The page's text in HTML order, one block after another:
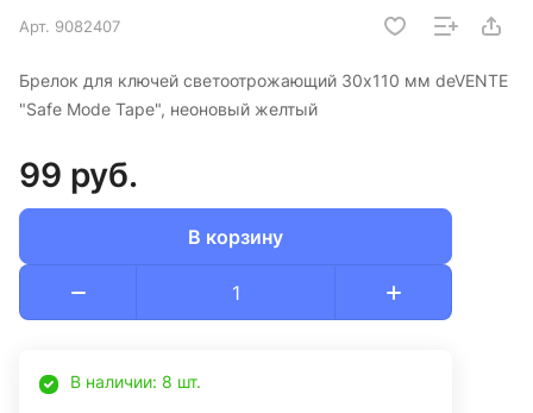
Арт. 9082407
Брелок для ключей светоотрожающий 30х110 мм deVENTE
"Safe Mode Tape", неоновый желтый
99 руб.
В корзину
В наличии: 8 шт.